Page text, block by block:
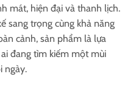
mát, hiện đại và thanh lịch.
sang trọng cùng khả năng
cảnh, sản phẩm là lựa
đang tìm kiếm một mùi
ngày.